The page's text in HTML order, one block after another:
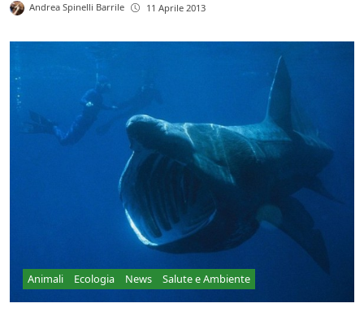
Andrea Spinelli Barrile 11 Aprile 2013
Animali Ecologia News Salute e Ambiente